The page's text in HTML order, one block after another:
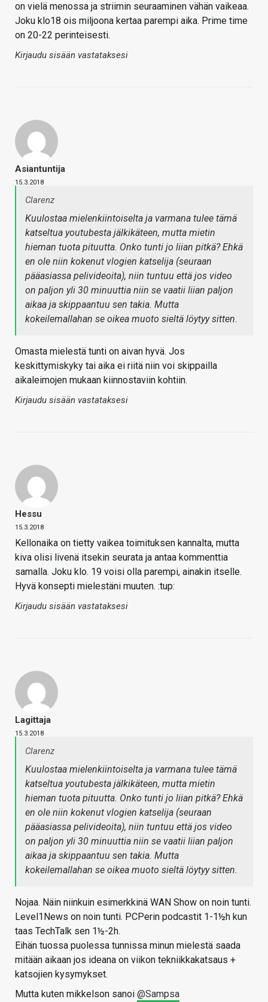
on vielä menossa ja striimin seuraaminen vähän vaikeaa.
Joku klo18 ois miljoona kertaa parempi aika. Prime time
on 20-22 perinteisesti.
Kirjaudu sisään vastataksesi
Asiantuntija
15.3.2018
Clarenz
Kuulostaa mielenkiintoiselta ja varmana tulee tämä
katseltua youtubesta jälkikäteen, mutta mietin
hieman tuota pituutta. Onko tunti jo liian pitkä? Ehkä
en ole niin kokenut vlogien katselija (seuraan
pääasiassa pelivideoita), niin tuntuu että jos video
on paljon yli 30 minuuttia niin se vaatii liian paljon
aikaa ja skippaantuu sen takia. Mutta
kokeilemallahan se oikea muoto sieltä löytyy sitten.
Omasta mielestä tunti on aivan hyvä. Jos
keskittymiskyky tai aika ei riitä niin voi skippailla
aikaleimojen mukaan kiinnostaviin kohtiin.
Kirjaudu sisään vastataksesi
Hessu
15.3.2018
Kellonaika on tietty vaikea toimituksen kannalta, mutta
kiva olisi livenä itsekin seurata ja antaa kommenttia
samalla. Joku klo. 19 voisi olla parempi, ainakin itselle.
Hyvä konsepti mielestäni muuten. :tup:
Kirjaudu sisään vastataksesi
Lagittaja
15.3.2018
Clarenz
Kuulostaa mielenkiintoiselta ja varmana tulee tämä
katseltua youtubesta jälkikäteen, mutta mietin
hieman tuota pituutta. Onko tunti jo liian pitkä? Ehkä
en ole niin kokenut vlogien katselija (seuraan
pääasiassa pelivideoita), niin tuntuu että jos video
on paljon yli 30 minuuttia niin se vaatii liian paljon
aikaa ja skippaantuu sen takia. Mutta
kokeilemallahan se oikea muoto sieltä löytyy sitten.
Nojaa. Näin niinkuin esimerkkinä WAN Show on noin tunti.
Level1News on noin tunti. PCPerin podcastit 1-1½h kun
taas TechTalk sen 1½-2h.
Eihän tuossa puolessa tunnissa minun mielestä saada
mitään aikaan jos ideana on viikon tekniikkakatsaus +
katsojien kysymykset.
Mutta kuten mikkelson sanoi @Sampsa